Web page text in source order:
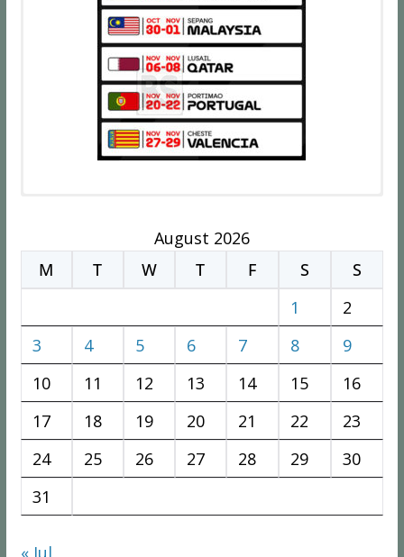
August 2026
M
T W T F S
S
1
2
3
4 5 6 7 8
9
10
11 12 13 14 15
16
17
18 19 20 21 22
23
24
25 26 27 28 29
30
31